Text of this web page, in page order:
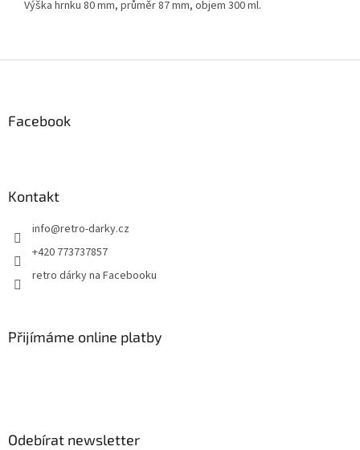
Výška hrnku 80 mm, průměr 87 mm, objem 300 ml.
Facebook
Kontakt
info@retro-darky.cz
+420 773737857
retro dárky na Facebooku
Přijímáme online platby
Odebírat newsletter